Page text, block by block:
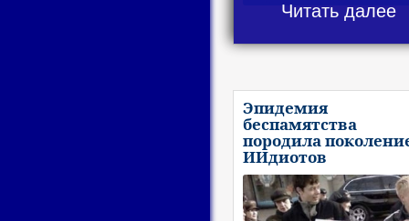
Читать далее
Эпидемия
беспамятства
породила
ИИдиотов